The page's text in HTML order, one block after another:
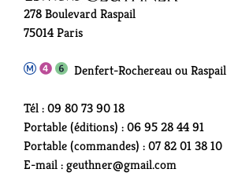
278 Boulevard Raspail
75014 Paris
Denfert-Rochereau ou Raspail
Tél : 09 80 73 90 18
Portable (éditions) : 06 95 28 44 91
Portable (commandes) : 07 82 01 38 10
E-mail : geuthner@gmail.com